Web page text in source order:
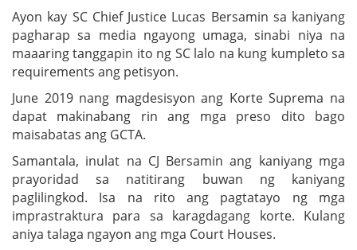
Ayon kay SC Chief Justice Lucas Bersamin sa kaniyang
pagharap sa media ngayong umaga, sinabi niya na
maaaring tanggapin ito ng SC lalo na kung kumpleto sa
requirements ang petisyon.
June 2019 nang magdesisyon ang Korte Suprema na
dapat makinabang rin ang mga preso dito bago
maisabatas ang GCTA.
Samantala, inulat na CJ Bersamin ang kaniyang mga
prayoridad sa natitirang buwan ng kaniyang
paglilingkod. Isa na rito ang pagtatayo ng mga
imprastraktura para sa karagdagang korte. Kulang
aniya talaga ngayon ang mga Court Houses.